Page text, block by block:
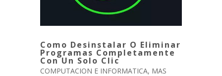
Como Desinstalar O Eliminar
Programas Completamente
Con Un Solo Clic
COMPUTACION E INFORMATICA, MAS